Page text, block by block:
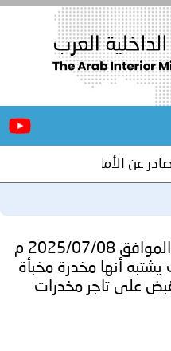
عن الأمانة العامة لمجلس
فلسطين ـ 1447/01/13هــ الموافق 2025/07/08 م
أنها مخدرة مخبأة
على تاجر مخدرات